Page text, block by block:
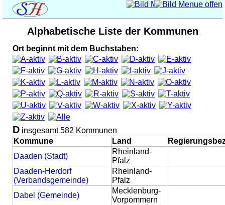
Alphabetische Liste der Kommunen
Ort beginnt mit dem Buchstaben:
D insgesamt 582 Kommunen
Kommune
Land
Daaden (Stadt)
Rheinland-
Pfalz
Daaden-Herdorf
(Verbandsgemeinde)
Rheinland-
Pfalz
Dabel (Gemeinde)
Mecklenburg-
Vorpommern